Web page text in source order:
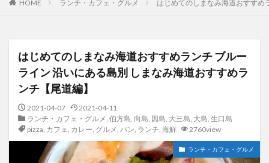
HOME ランチ・カフェ・グルメ はじめてのしまなみ海道おすすめ
はじめてのしまなみ海道おすすめランチ ブルー
ライン 沿いにある島別 しまなみ海道おすすめラ
ンチ【尾道編】
2021-04-07
2021-04-11
ランチ・カフェ・グルメ, 伯方島, 向島, 因島, 大三島, 大島, 生口島
pizza, カフェ, カレー, グルメ, パン, ランチ, 海鮮 2760view
ランチ・カフェ・グルメ